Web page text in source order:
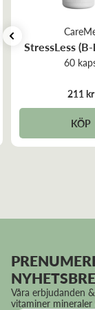
StressLess
60
211 kr
KÖP
Våra erbjudanden
vitaminer